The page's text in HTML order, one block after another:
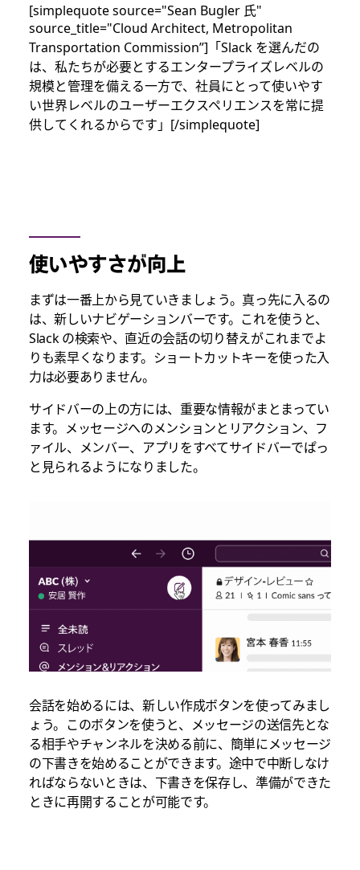
[simplequote source="Sean Bugler 氏"
source_title="Cloud Architect, Metropolitan
Transportation Commission”]「Slack を選んだの
は、私たちが必要とするエンタープライズレベルの
規模と管理を備える一方で、社員にとって使いやす
い世界レベルのユーザーエクスペリエンスを常に提
供してくれるからです」[/simplequote]
使いやすさが向上
まずは一番上から見ていきましょう。真っ先に入るの
は、新しいナビゲーションバーです。これを使うと、
Slack の検索や、直近の会話の切り替えがこれまでよ
りも素早くなります。ショートカットキーを使った入
力は必要ありません。
サイドバーの上の方には、重要な情報がまとまってい
ます。メッセージへのメンションとリアクション、フ
ァイル、メンバー、アプリをすべてサイドバーでぱっ
と見られるようになりました。
会話を始めるには、新しい作成ボタンを使ってみまし
ょう。このボタンを使うと、メッセージの送信先とな
る相手やチャンネルを決める前に、簡単にメッセージ
の下書きを始めることができます。途中で中断しなけ
ればならないときは、下書きを保存し、準備ができた
ときに再開することが可能です。